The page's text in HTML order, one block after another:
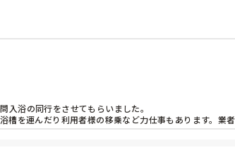
浴の同行をさせてもらいました。
を運んだり利用者様の移乗など力仕事もあります。業